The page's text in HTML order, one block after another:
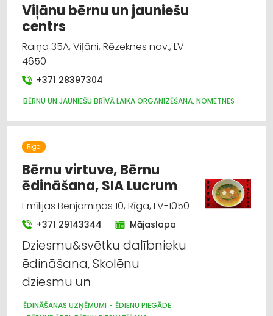
Viļānu bērnu un jauniešu
centrs
Raiņa 35A, Viļāni, Rēzeknes nov., LV-
4650
+371 28397304
BĒRNU UN JAUNIEŠU BRĪVĀ LAIKA ORGANIZĒŠANA, NOMETNES
Rīga
Bērnu virtuve, Bērnu
ēdināšana, SIA Lucrum
Emīlijas Benjamiņas 10, Rīga, LV-1050
+371 29143344 Mājaslapa
Dziesmu&svētku dalībnieku
ēdināšana, Skolēnu
dziesmu un
ĒDINĀŠANAS UZŅĒMUMI
ĒDIENU PIEGĀDE